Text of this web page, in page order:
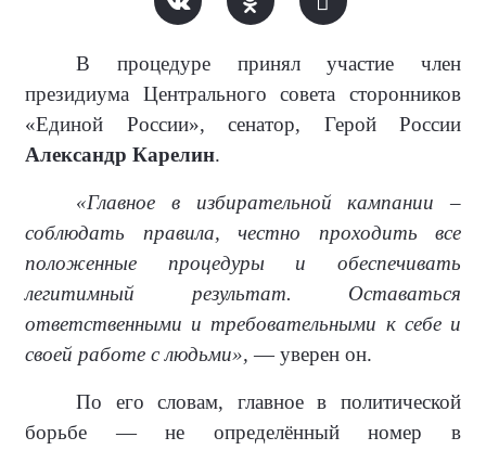
В процедуре принял участие член
президиума Центрального совета сторонников
«Единой России», сенатор, Герой России
Александр Карелин.
«Главное в избирательной кампании –
соблюдать правила, честно проходить все
положенные процедуры и обеспечивать
легитимный результат. Оставаться
ответственными и требовательными к себе и
своей работе с людьми», — уверен он.
По его словам, главное в политической
борьбе — не определённый номер в